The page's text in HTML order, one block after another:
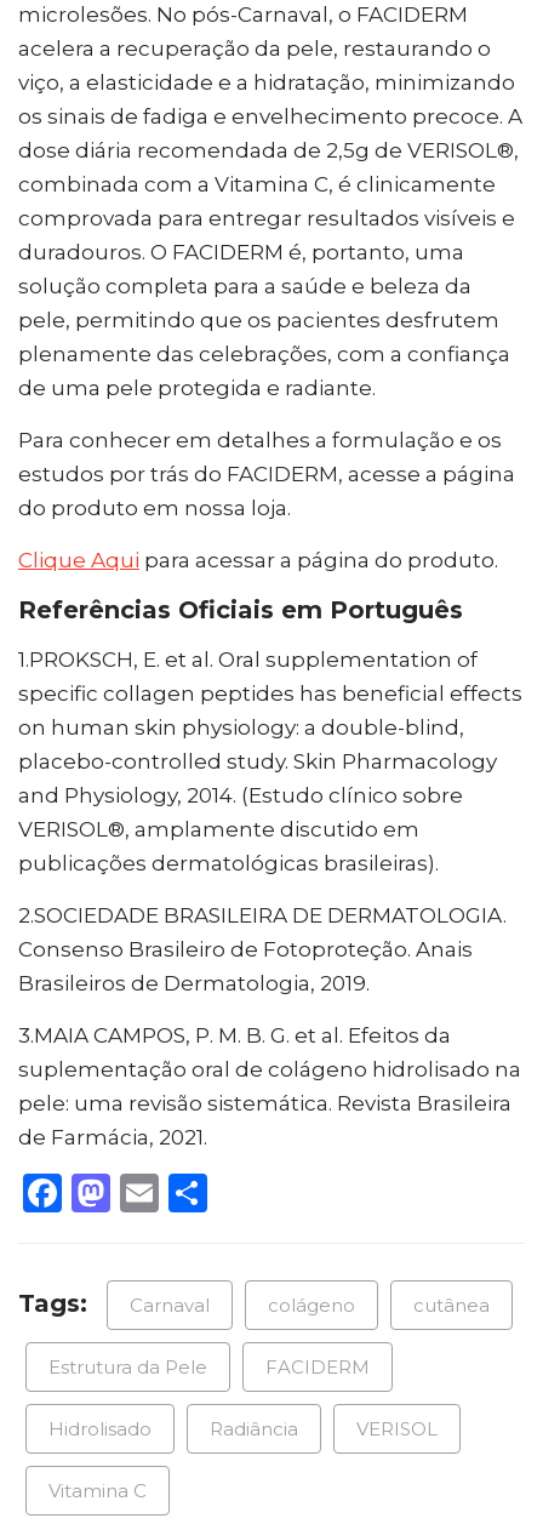
microlesões. No pós-Carnaval, o FACIDERM
acelera a recuperação da pele, restaurando o
viço, a elasticidade e a hidratação, minimizando
os sinais de fadiga e envelhecimento precoce. A
dose diária recomendada de 2,5g de VERISOL®,
combinada com a Vitamina C, é clinicamente
comprovada para entregar resultados visíveis e
duradouros. O FACIDERM é, portanto, uma
solução completa para a saúde e beleza da
pele, permitindo que os pacientes desfrutem
plenamente das celebrações, com a confiança
de uma pele protegida e radiante.
Para conhecer em detalhes a formulação e os
estudos por trás do FACIDERM, acesse a página
do produto em nossa loja.
Clique Aqui para acessar a página do produto.
Referências Oficiais em Português
1.PROKSCH, E. et al. Oral supplementation of
specific collagen peptides has beneficial effects
on human skin physiology: a double-blind,
placebo-controlled study. Skin Pharmacology
and Physiology, 2014. (Estudo clínico sobre
VERISOL®, amplamente discutido em
publicações dermatológicas brasileiras).
2.SOCIEDADE BRASILEIRA DE DERMATOLOGIA.
Consenso Brasileiro de Fotoproteção. Anais
Brasileiros de Dermatologia, 2019.
3.MAIA CAMPOS, P. M. B. G. et al. Efeitos da
suplementação oral de colágeno hidrolisado na
pele: uma revisão sistemática. Revista Brasileira
de Farmácia, 2021.
Facebook
Mastodon
Email
Tags: Carnaval colágeno cutânea
Estrutura da Pele FACIDERM
Hidrolisado Radiância VERISOL
Vitamina C